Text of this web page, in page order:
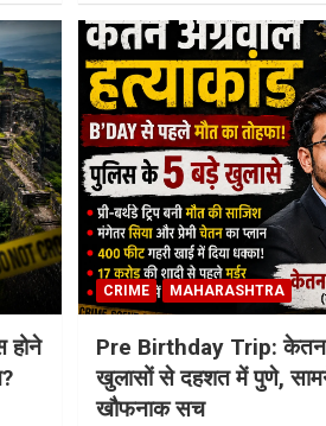
होने
CRIME MAHARASHTRA
Pre Birthday Trip: केतन
खुलासों से दहशत में पुणे,
खौफनाक सच